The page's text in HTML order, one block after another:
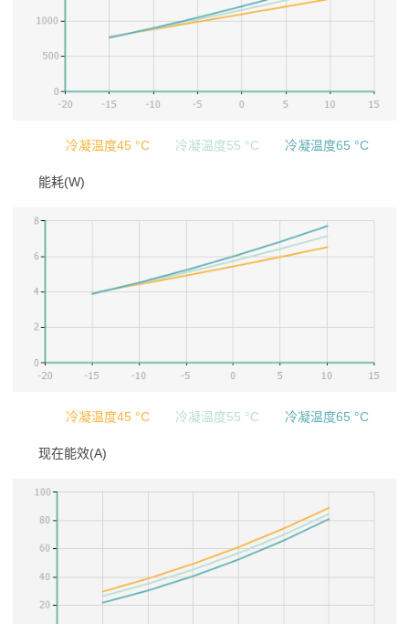
冷凝温度45 °C 冷凝温度55 °C 冷凝温度65 °C
能耗(W)
冷凝温度45 °C 冷凝温度55 °C 冷凝温度65 °C
现在能效(A)